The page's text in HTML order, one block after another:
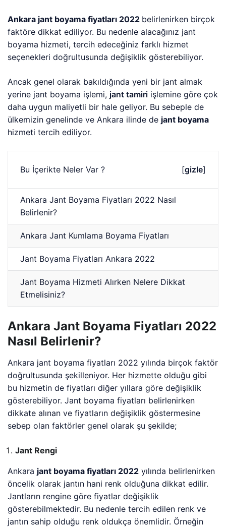
Ankara jant boyama fiyatları 2022 belirlenirken birçok
faktöre dikkat ediliyor. Bu nedenle alacağınız jant
boyama hizmeti, tercih edeceğiniz farklı hizmet
seçenekleri doğrultusunda değişiklik gösterebiliyor.
Ancak genel olarak bakıldığında yeni bir jant almak
yerine jant boyama işlemi, jant tamiri işlemine göre çok
daha uygun maliyetli bir hale geliyor. Bu sebeple de
ülkemizin genelinde ve Ankara ilinde de jant boyama
hizmeti tercih ediliyor.
Bu İçerikte Neler Var ? [gizle]
Ankara Jant Boyama Fiyatları 2022 Nasıl
Belirlenir?
Ankara Jant Kumlama Boyama Fiyatları
Jant Boyama Fiyatları Ankara 2022
Jant Boyama Hizmeti Alırken Nelere Dikkat
Etmelisiniz?
Ankara Jant Boyama Fiyatları 2022
Nasıl Belirlenir?
Ankara jant boyama fiyatları 2022 yılında birçok faktör
doğrultusunda şekilleniyor. Her hizmette olduğu gibi
bu hizmetin de fiyatları diğer yıllara göre değişiklik
gösterebiliyor. Jant boyama fiyatları belirlenirken
dikkate alınan ve fiyatların değişiklik göstermesine
sebep olan faktörler genel olarak şu şekilde;
Jant Rengi
Ankara jant boyama fiyatları 2022 yılında belirlenirken
öncelik olarak jantın hani renk olduğuna dikkat edilir.
Jantların rengine göre fiyatlar değişiklik
gösterebilmektedir. Bu nedenle tercih edilen renk ve
jantın sahip olduğu renk oldukça önemlidir. Örneğin